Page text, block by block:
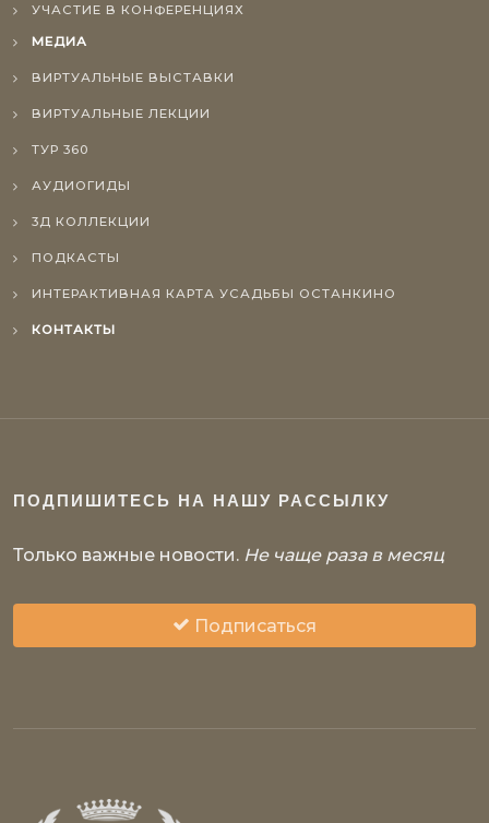
УЧАСТИЕ В КОНФЕРЕНЦИЯХ
МЕДИА
ВИРТУАЛЬНЫЕ ВЫСТАВКИ
ВИРТУАЛЬНЫЕ ЛЕКЦИИ
ТУР 360
АУДИОГИДЫ
3Д КОЛЛЕКЦИИ
ПОДКАСТЫ
ИНТЕРАКТИВНАЯ КАРТА УСАДЬБЫ ОСТАНКИНО
КОНТАКТЫ
ПОДПИШИТЕСЬ НА НАШУ РАССЫЛКУ
Только важные новости. Не чаще раза в месяц
Подписаться